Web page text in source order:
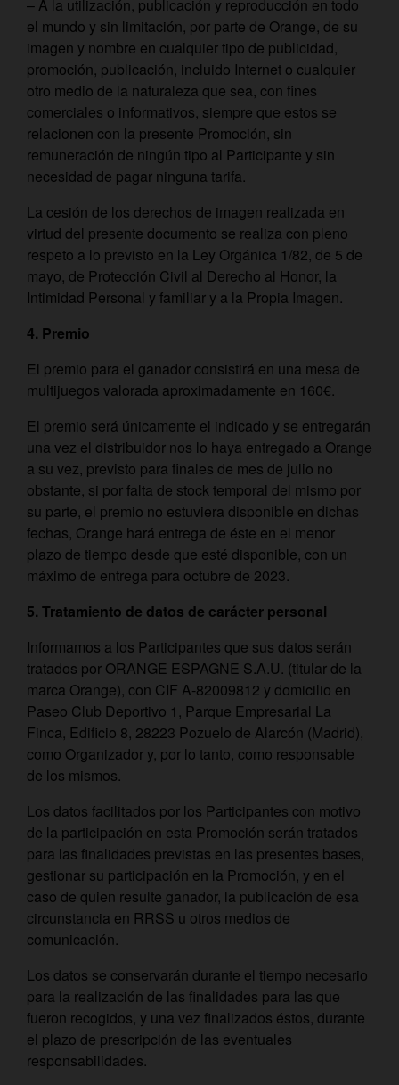
– A la utilización, publicación y reproducción en todo
el mundo y sin limitación, por parte de Orange, de su
imagen y nombre en cualquier tipo de publicidad,
promoción, publicación, incluido Internet o cualquier
otro medio de la naturaleza que sea, con fines
comerciales o informativos, siempre que estos se
relacionen con la presente Promoción, sin
remuneración de ningún tipo al Participante y sin
necesidad de pagar ninguna tarifa.
La cesión de los derechos de imagen realizada en
virtud del presente documento se realiza con pleno
respeto a lo previsto en la Ley Orgánica 1/82, de 5 de
mayo, de Protección Civil al Derecho al Honor, la
Intimidad Personal y familiar y a la Propia Imagen.
4. Premio
El premio para el ganador consistirá en una mesa de
multijuegos valorada aproximadamente en 160€.
El premio será únicamente el indicado y se entregarán
una vez el distribuidor nos lo haya entregado a Orange
a su vez, previsto para finales de mes de julio no
obstante, si por falta de stock temporal del mismo por
su parte, el premio no estuviera disponible en dichas
fechas, Orange hará entrega de éste en el menor
plazo de tiempo desde que esté disponible, con un
máximo de entrega para octubre de 2023.
5. Tratamiento de datos de carácter personal
Informamos a los Participantes que sus datos serán
tratados por ORANGE ESPAGNE S.A.U. (titular de la
marca Orange), con CIF A-82009812 y domicilio en
Paseo Club Deportivo 1, Parque Empresarial La
Finca, Edificio 8, 28223 Pozuelo de Alarcón (Madrid),
como Organizador y, por lo tanto, como responsable
de los mismos.
Los datos facilitados por los Participantes con motivo
de la participación en esta Promoción serán tratados
para las finalidades previstas en las presentes bases,
gestionar su participación en la Promoción, y en el
caso de quien resulte ganador, la publicación de esa
circunstancia en RRSS u otros medios de
comunicación.
Los datos se conservarán durante el tiempo necesario
para la realización de las finalidades para las que
fueron recogidos, y una vez finalizados éstos, durante
el plazo de prescripción de las eventuales
responsabilidades.